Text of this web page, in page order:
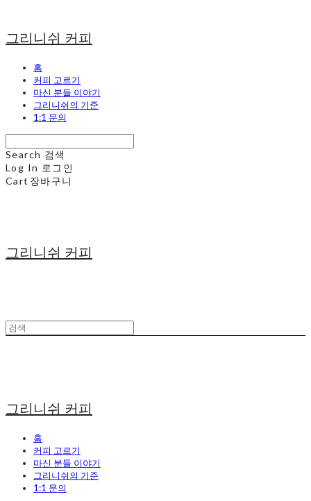
그리니쉬 커피
홈
커피 고르기
마신 분들 이야기
그리니쉬의 기준
1:1 문의
Search 검색
Log In 로그인
Cart 장바구니
그리니쉬 커피
그리니쉬 커피
홈
커피 고르기
마신 분들 이야기
그리니쉬의 기준
1:1 문의